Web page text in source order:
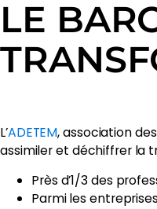
LE
L’ADETEM, association
assimiler et déchiffrer la
Près d’1/3 des
Parmi les